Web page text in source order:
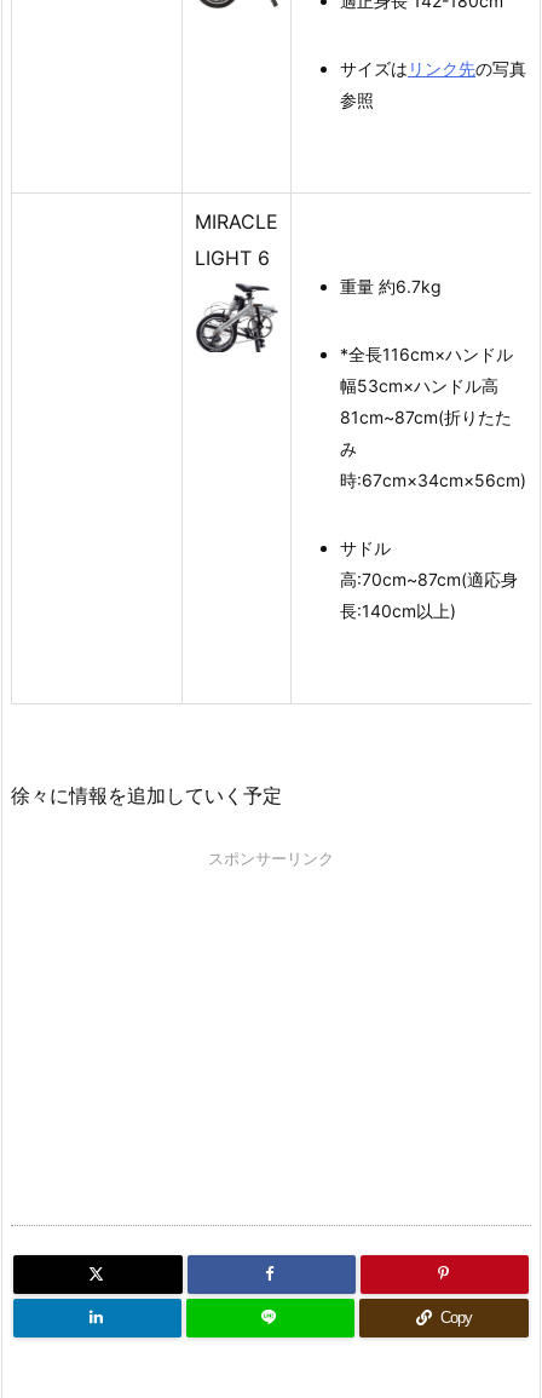
サイズは リンク先の写真
参照
MIRACLE
LIGHT 6
重量 約6.7kg
*全長116cm×ハンドル
幅53cm×ハンドル高
81cm~87cm(折りたた
み
時:67cm×34cm×56cm)
サドル
高:70cm~87cm(適応身
長:140cm以上)
徐々に情報を追加していく予定
スポンサーリンク
Copy